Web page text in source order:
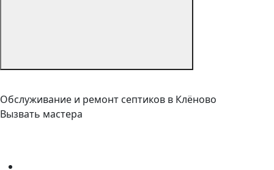
Обслуживание и ремонт септиков в Клёново
Вызвать мастера